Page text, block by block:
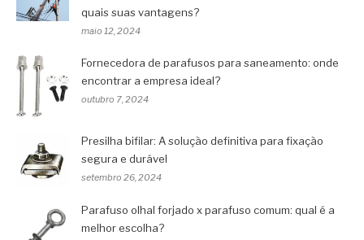
quais suas vantagens?
maio 12, 2024
Fornecedora de parafusos para saneamento: onde
encontrar a empresa ideal?
outubro 7, 2024
Presilha bifilar: A solução definitiva para fixação
segura e durável
setembro 26, 2024
Parafuso olhal forjado x parafuso comum: qual é a
melhor escolha?